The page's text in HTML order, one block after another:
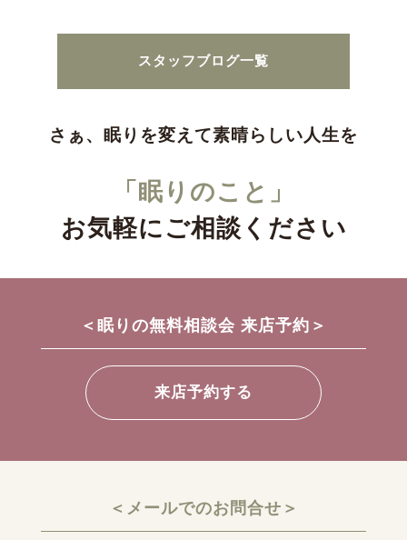
スタッフブログ一覧
さぁ、眠りを変えて素晴らしい人生を
「眠りのこと」
お気軽にご相談ください
＜眠りの無料相談会 来店予約＞
来店予約する
＜メールでのお問合せ＞